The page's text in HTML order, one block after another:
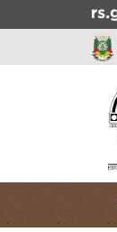
para
Ir
para
a